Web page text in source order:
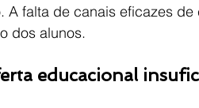
A falta de canais eficazes
dos alunos.
educacional